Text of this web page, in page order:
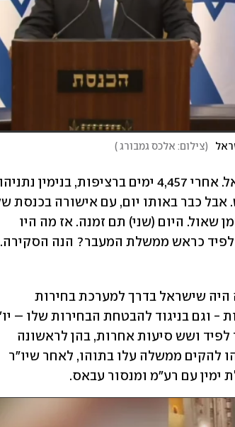
(צילום: אלכס גמבורג )
לפיד כראש ממשלת המעבר? הנה הסקירה.
ימין עם רע"מ ומנסור עבאס.